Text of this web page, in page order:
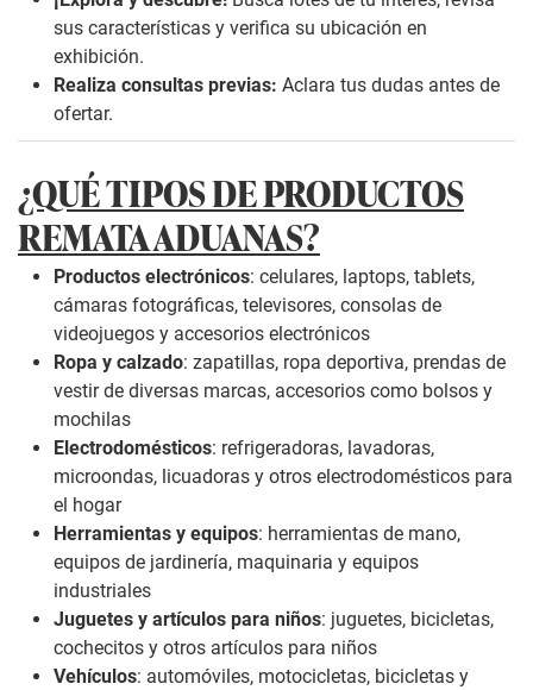
sus características y verifica su ubicación en
exhibición.
Realiza consultas previas: Aclara tus dudas antes de
ofertar.
¿QUÉ TIPOS DE PRODUCTOS
REMATA ADUANAS?
Productos electrónicos: celulares, laptops, tablets,
cámaras fotográficas, televisores, consolas de
videojuegos y accesorios electrónicos
Ropa y calzado: zapatillas, ropa deportiva, prendas de
vestir de diversas marcas, accesorios como bolsos y
mochilas
Electrodomésticos: refrigeradoras, lavadoras,
microondas, licuadoras y otros electrodomésticos para
el hogar
Herramientas y equipos: herramientas de mano,
equipos de jardinería, maquinaria y equipos
industriales
Juguetes y artículos para niños: juguetes, bicicletas,
cochecitos y otros artículos para niños
Vehículos: automóviles, motocicletas, bicicletas y